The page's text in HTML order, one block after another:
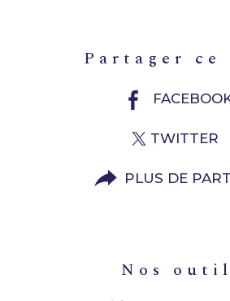
partager ce
TWITTER
PLUS DE
nos